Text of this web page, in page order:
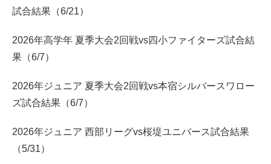
試合結果（6/21）
2026年高学年 夏季大会2回戦vs四小ファイターズ試合結
果（6/7）
2026年ジュニア 夏季大会2回戦vs本宿シルバースワロー
ズ試合結果（6/7）
2026年ジュニア 西部リーグvs桜堤ユニバース試合結果
（5/31）